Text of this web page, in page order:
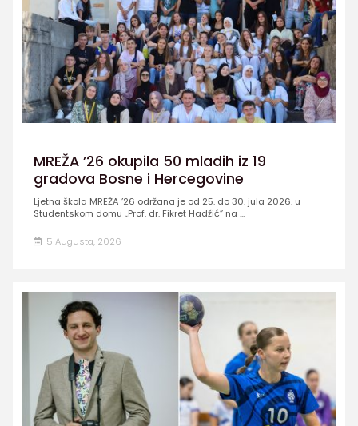
MREŽA ’26 okupila 50 mladih iz 19
gradova Bosne i Hercegovine
Ljetna škola MREŽA ’26 održana je od 25. do 30. jula 2026. u
Studentskom domu „Prof. dr. Fikret Hadžić” na ...
5 Augusta, 2026